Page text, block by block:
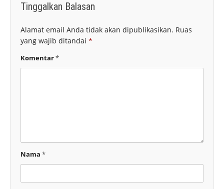
Tinggalkan Balasan
Alamat email Anda tidak akan dipublikasikan. Ruas
yang wajib ditandai *
Komentar*
Nama *